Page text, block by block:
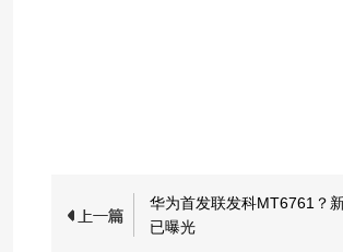
华为首发联发科MT6761？
已曝光